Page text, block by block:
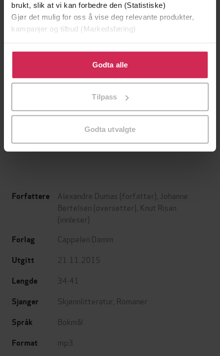
brukt, slik at vi kan forbedre den (Statistiske)
Gjør det mulig for oss å vise deg relevante produkter,
kampanjer og tilbud (Markedsføring)
Klikk på «Godta alle» for å gi oss ditt samtykke til å
bruke cookies for alle disse formålene. Du kan også
tilpasse ditt samtykke til spesifikke formål ved å klikke
Godta alle
Tilpass
Godta utvalgte
Den siste mohikaneren
James Fenimore Cooper
LYDBOK
Sannhet til salgs
LYDBOK
Forfattere Alexandre Dumas (forfatter), Johanne
Bertelsen (oversetter), Knut Risan
(innleser)
Forlag Cappelen Damm
Utgitt 21.11.2015
Lengde 34:41
Sjanger Skjønnlitteratur Romaner
Språk Bokmål
Format mp3